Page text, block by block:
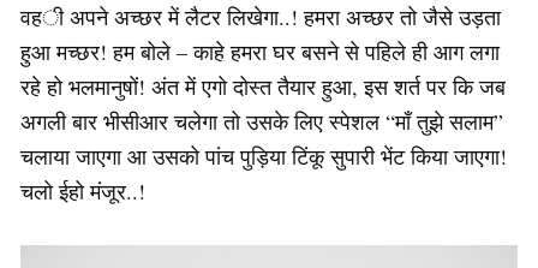
वही अपने अच्छर में लैटर लिखेगा..! हमरा अच्छर तो जैसे उड़ता
हुआ मच्छर! हम बोले – काहे हमरा घर बसने से पहिले ही आग लगा
रहे हो भलमानुषों! अंत में एगो दोस्त तैयार हुआ, इस शर्त पर कि जब
अगली बार भीसीआर चलेगा तो उसके लिए स्पेशल “माँ तुझे सलाम”
चलाया जाएगा आ उसको पांच पुड़िया टिंकू सुपारी भेंट किया जाएगा!
चलो ईहो मंजूर..!